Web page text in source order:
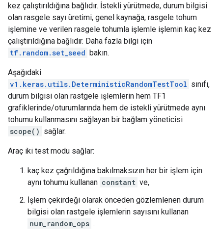
kez çalıştırıldığına bağlıdır. İstekli yürütmede, durum bilgisi
olan rasgele sayı üretimi, genel kaynağa, rasgele tohum
işlemine ve verilen rasgele tohumla işlemle işlemin kaç kez
çalıştırıldığına bağlıdır. Daha fazla bilgi için
tf.random.set_seed bakın.
Aşağıdaki
v1.keras.utils.DeterministicRandomTestTool sınıfı,
durum bilgisi olan rastgele işlemlerin hem TF1
grafiklerinde/oturumlarında hem de istekli yürütmede aynı
tohumu kullanmasını sağlayan bir bağlam yöneticisi
scope() sağlar.
Araç iki test modu sağlar:
kaç kez çağrıldığına bakılmaksızın her bir işlem için
aynı tohumu kullanan constant ve,
İşlem çekirdeği olarak önceden gözlemlenen durum
bilgisi olan rastgele işlemlerin sayısını kullanan
num_random_ops .